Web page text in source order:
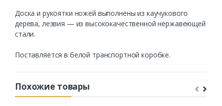
Доска и рукоятки ножей выполнены из каучукового
дерева, лезвия — из высококачественной нержавеющей
стали.
Поставляется в белой транспортной коробке.
Похожие товары